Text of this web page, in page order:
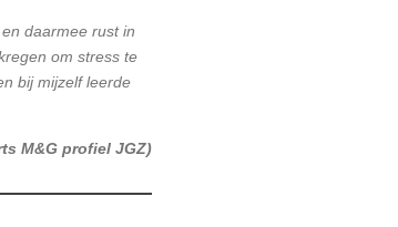
daarmee rust in
om stress te
bij mijzelf leerde
M&G profiel JGZ)